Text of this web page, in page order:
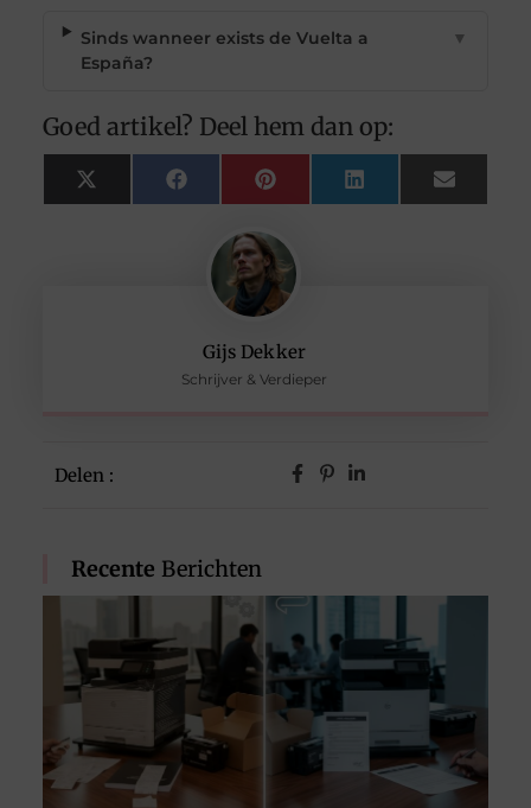
Gijs Dekker
Schrijver & Verdieper
Delen :
Recente Berichten
Sinds wanneer exists de Vuelta a
España?
▼
Goed artikel? Deel hem dan op:
X
(Twitter)
FacebookPinterest LinkedIn Email